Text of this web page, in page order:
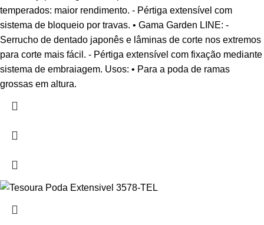
temperados: maior rendimento. - Pértiga extensível com
sistema de bloqueio por travas. • Gama Garden LINE: -
Serrucho de dentado japonês e lâminas de corte nos extremos
para corte mais fácil. - Pértiga extensível com fixação mediante
sistema de embraiagem. Usos: • Para a poda de ramas
grossas em altura.